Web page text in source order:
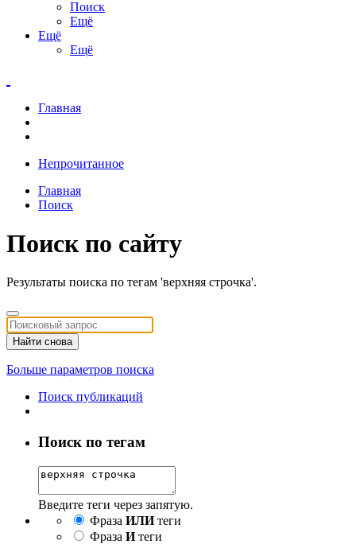
Поиск
Ещё
Ещё
Ещё
Главная
Непрочитанное
Главная
Поиск
Поиск по сайту
Результаты поиска по тегам 'верхняя строчка'.
Найти снова
Больше параметров поиска
Поиск публикаций
Поиск по тегам
Введите теги через запятую.
Фраза ИЛИтеги
Фраза Итеги